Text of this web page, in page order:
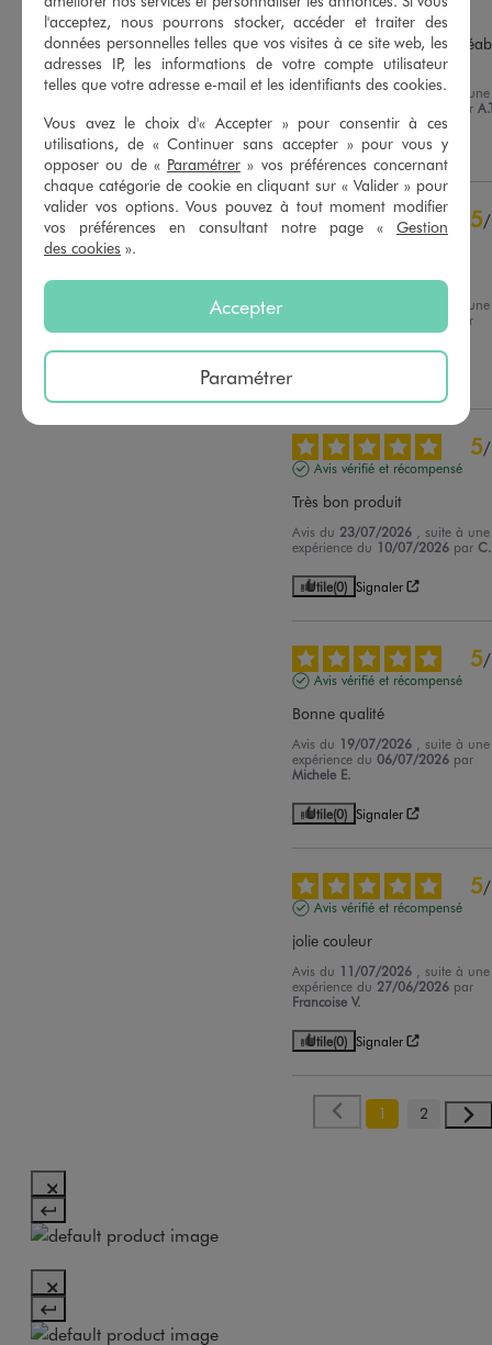
Basé sur 9 avis soumis à un
Voir tous les avis sur ce site
5étoiles
9
4étoiles
0
3étoiles
0
2étoiles
Avis vérifié et récompensé
Parfait, taille très bien,
à porter
Avis du02/08/2026 , suite à une
par
Utile(0) Signaler
5/
Avis vérifié et récompensé
, suite à une
par
Marie-Helene B.
5/
Avis vérifié et récompensé
Très bon produit
Avis du 23/07/2026
, suite à une
expérience du 10/07/2026 par
Utile(0) Signaler
5/
Avis vérifié et récompensé
Bonne qualité
Avis du 19/07/2026
, suite à une
expérience du06/07/2026 par
Michele E.
Utile(0) Signaler
5/
Avis vérifié et récompensé
jolie couleur
Avis du 11/07/2026
, suite à une
expérience du 27/06/2026 par
Francoise V.
Utile(0) Signaler
1 2
l'acceptez, nous pourrons stocker, accéder et traiter des
données personnelles telles que vos visites à ce site web, les
adresses IP, les informations de votre compte utilisateur
telles que votre adresse e-mail et les identifiants des cookies.
Vous avez le choix d'« Accepter » pour consentir à ces
utilisations, de « Continuer sans accepter » pour vous y
opposer ou de « Paramétrer » vos préférences concernant
chaque catégorie de cookie en cliquant sur « Valider » pour
valider vos options. Vous pouvez à tout moment modifier
vos préférences en consultant notre page « Gestion
des cookies ».
Accepter
Paramétrer